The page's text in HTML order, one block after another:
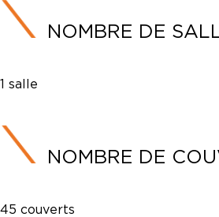
NOMBRE DE
1 salle
NOMBRE DE
45 couverts